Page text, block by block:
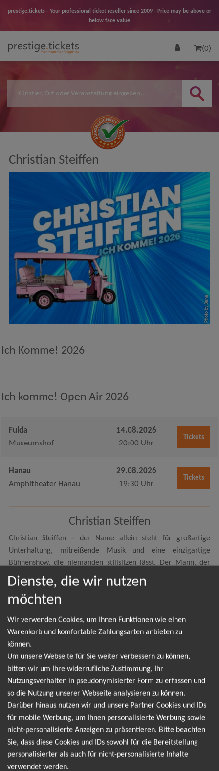
prestige.tickets - Your professional ticket reseller since 2009 - Price may be above or
below face value
(0)
Christian Steiffen
Photo by Bene
Ich Komme! 2026
Ich komme! Open Air 2026
Fulda
Museumshof
14.08.2026
20:00 Uhr
Tickets
Hanau
Amphitheater Hanau
29.08.2026
19:30 Uhr
Tickets
Christian Steiffen
Christian Steiffen – der Name allein steht für großartige
Unterhaltung, mitreißende Musik und eine einzigartige
Bühnenshow, die niemanden stillsitzen lässt. Der Mann, der
sich selbst als "Gott des Schlagers" bezeichnet, begeistert seit
Jahren sein Publikum mit seinem unvergleichlichen Charme,
seiner unnachahmlichen Stimme und einem unverkennbaren
Flasche Bier" oder "Ich fühl’ mich Disco" hat er sich längst
einen festen Platz in den Herzen seiner Fans gesichert und ist
dabei immer genau das, was er verspricht: authentisch,
leidenschaftlich und absolut unverwechselbar. Wer Christian
Steiffen live erlebt, weiß, dass hier kein gewöhnliches Konzert
auf einen wartet – hier wird gefeiert, gelacht und gesungen,
bis die Wände wackeln. Mit seinem musikalischen Mix aus
Schlager, Pop und Rock, gepaart mit ironischen Texten und
einer grandiosen Bühnenpräsenz, trifft er den Nerv der Zeit
und sorgt für unvergessliche Abende. Seine Shows sind eine
Hommage an die großen Gefühle, an die Freiheit und an die
kleinen Eskapaden des Alltags, die er mit viel Witz und Herz in
Dienste, die wir nutzen
möchten
Wir verwenden Cookies, um Ihnen Funktionen wie einen
Warenkorb und komfortable Zahlungsarten anbieten zu
können.
Um unsere Webseite für Sie weiter verbessern zu können,
bitten wir um Ihre widerrufliche Zustimmung, Ihr
Nutzungsverhalten in pseudonymisierter Form zu erfassen und
so die Nutzung unserer Webseite analysieren zu können.
Darüber hinaus nutzen wir und unsere Partner Cookies und IDs
für mobile Werbung, um Ihnen personalisierte Werbung sowie
nicht-personalisierte Anzeigen zu präsentieren. Bitte beachten
Sie, dass diese Cookies und IDs sowohl für die Bereitstellung
personalisierter als auch für nicht-personalisierte Inhalte
verwendet werden.